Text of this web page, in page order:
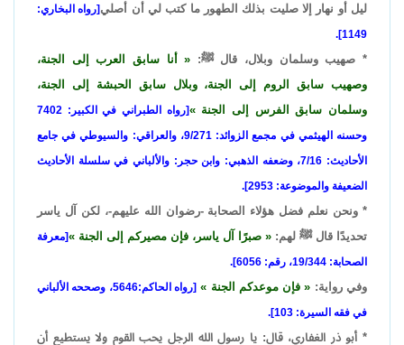
ليل أو نهار إلا صليت بذلك الطهور ما كتب لي أن أصلي[رواه البخاري:
1149].
* صهيب وسلمان وبلال، قال ﷺ:
أنا سابق العرب إلى الجنة،
وصهيب سابق الروم إلى الجنة، وبلال سابق الحبشة إلى الجنة،
وسلمان سابق الفرس إلى الجنة
[رواه الطبراني في الكبير: 7402
وحسنه الهيثمي في مجمع الزوائد: 9/271، والعراقي: والسيوطي في جامع
الأحاديث: 7/16، وضعفه الذهبي: وابن حجر: والألباني في سلسلة الأحاديث
الضعيفة والموضوعة: 2953].
* ونحن نعلم فضل هؤلاء الصحابة -رضوان الله عليهم-، لكن آل ياسر
تحديدًا قال ﷺ لهم:
صبرًا آل ياسر، فإن مصيركم إلى الجنة
[معرفة
الصحابة: 19/344، رقم: 6056].
وفي رواية: فإن موعدكم الجنة
[رواه الحاكم:5646، وصححه الألباني
في فقه السيرة: 103].
* أبو ذر الغفاري، قال: يا رسول الله الرجل يحب القوم ولا يستطيع أن